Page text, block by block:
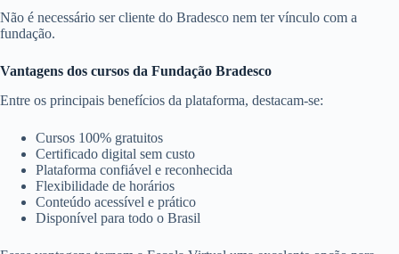
Não é necessário ser cliente do Bradesco nem ter vínculo com a
fundação.
Vantagens dos cursos da Fundação Bradesco
Entre os principais benefícios da plataforma, destacam-se:
Cursos 100% gratuitos
Certificado digital sem custo
Plataforma confiável e reconhecida
Flexibilidade de horários
Conteúdo acessível e prático
Disponível para todo o Brasil